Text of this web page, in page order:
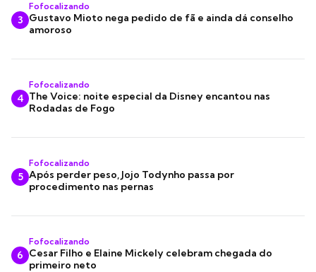
3
Fofocalizando
Gustavo Mioto nega pedido de fã e ainda dá conselho
amoroso
4
Fofocalizando
The Voice: noite especial da Disney encantou nas
Rodadas de Fogo
5
Fofocalizando
Após perder peso, Jojo Todynho passa por
procedimento nas pernas
6
Fofocalizando
Cesar Filho e Elaine Mickely celebram chegada do
primeiro neto